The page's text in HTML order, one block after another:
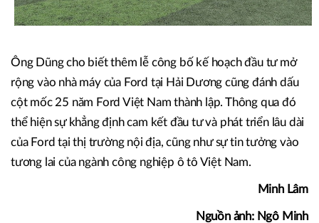
Ông Dũng cho biết thêm lễ công bố kế hoạch đầu tư mở
rộng vào nhà máy của Ford tại Hải Dương cũng đánh dấu
cột mốc 25 năm Ford Việt Nam thành lập. Thông qua đó
thể hiện sự khẳng định cam kết đầu tư và phát triển lâu dài
của Ford tại thị trường nội địa, cũng như sự tin tưởng vào
tương lai của ngành công nghiệp ô tô Việt Nam.
Minh Lâm
Nguồn ảnh: Ngô Minh